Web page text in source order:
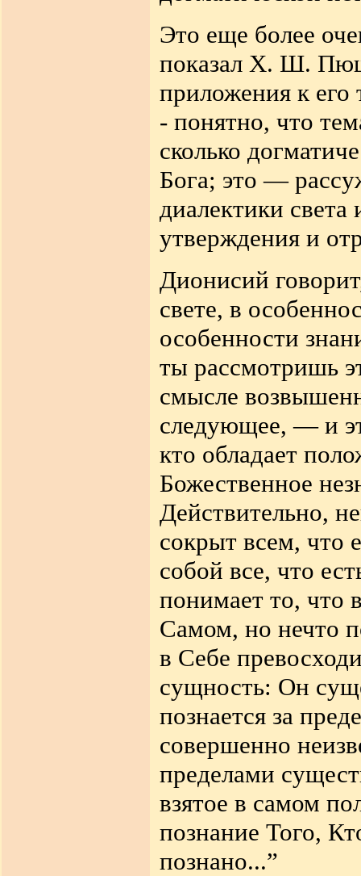
Это еще более
показал X. Ш.
приложения к его
- понятно, что
сколько
Бога; это —
диалектики
утверждения и
Дионисий
свете, в
особенности
ты рассмотришь
смысле
следующее, — и
кто обладает
Божественное
Действительно,
сокрыт всем, что
собой все, что
понимает то, что
Самом, но нечто
в Себе
сущность: Он
познается за
совершенно
пределами
взятое в самом
познание Того,
познано...”